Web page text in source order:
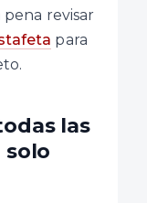
revisar
para
las
solo